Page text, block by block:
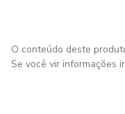
O conteúdo deste
Se você vir informações